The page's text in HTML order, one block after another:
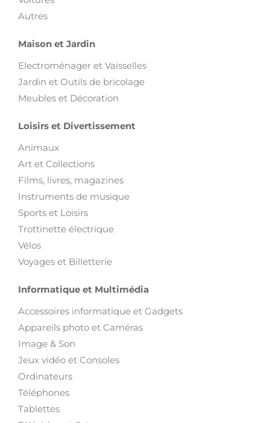
Electroménager et Vaisselles
Jardin et Outils de bricolage
Meubles et Décoration
Loisirs et Divertissement
Animaux
Art et Collections
Films, livres, magazines
Sports et Loisirs
Trottinette électrique
Vélos
Voyages et Billetterie
Informatique et Multimédia
Accessoires informatique et Gadgets
Appareils photo et Caméras
Image & Son
Ordinateurs
Téléphones
Tablettes
Télévision et Sat
Montres connectées
Immobilier